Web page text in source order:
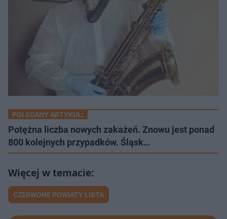
POLECANY ARTYKUŁ:
Potężna liczba nowych zakażeń. Znowu jest ponad
800 kolejnych przypadków. Śląsk…
CZERWONE POWIATY LISTA